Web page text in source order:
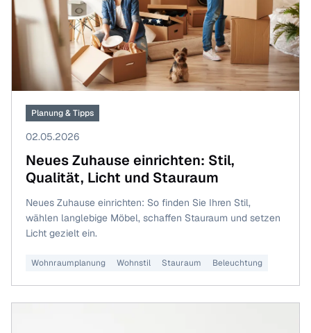
Planung & Tipps
02.05.2026
Neues Zuhause einrichten: Stil,
Qualität, Licht und Stauraum
Neues Zuhause einrichten: So finden Sie Ihren Stil,
wählen langlebige Möbel, schaffen Stauraum und setzen
Licht gezielt ein.
Wohnraumplanung Wohnstil Stauraum Beleuchtung